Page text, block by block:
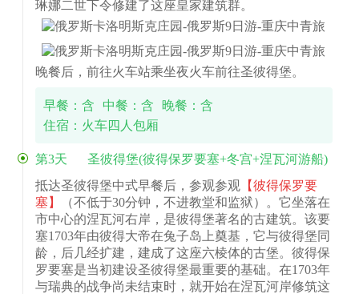
琳娜二世下令修建了这座皇家建筑群。
晚餐后，前往火车站乘坐夜火车前往圣彼得堡。
早餐：含 中餐：含
晚餐：含
住宿：火车四人包厢
第3天
圣彼得堡(彼得保罗要塞+冬宫+涅瓦河游船)
抵达圣彼得堡中式早餐后，参观参观【彼得保罗要
塞】
（不低于30分钟，不进教堂和监狱）。它坐落在
市中心的涅瓦河右岸，是彼得堡著名的古建筑。该要
塞1703年由彼得大帝在兔子岛上奠基，它与彼得堡同
龄，后几经扩建，建成了这座六棱体的古堡。彼得保
罗要塞是当初建设圣彼得堡最重要的基础。在1703年
与瑞典的战争尚未结束时，就开始在涅瓦河岸修筑这